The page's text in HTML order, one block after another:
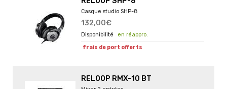
Casque studio SHP-8
132,00€
en réappro.
frais de port offerts
RELOOP RMX-10 BT